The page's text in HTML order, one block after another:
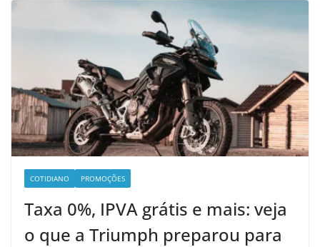
COTIDIANO PROMOÇÕES
Taxa 0%, IPVA grátis e mais: veja
o que a Triumph preparou para